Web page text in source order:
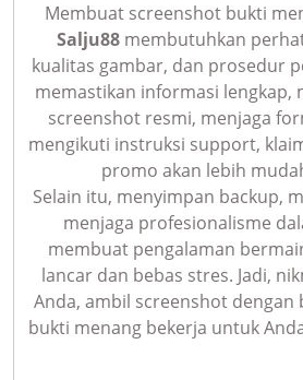
Membuat screenshot bukti
Salju88 membutuhkan
kualitas gambar, dan prosedur
memastikan informasi lengkap,
screenshot resmi, menjaga
mengikuti instruksi support,
promo akan lebih
Selain itu, menyimpan backup,
menjaga profesionalisme
membuat pengalaman
lancar dan bebas stres. Jadi,
Anda, ambil screenshot dengan
bukti menang bekerja untuk